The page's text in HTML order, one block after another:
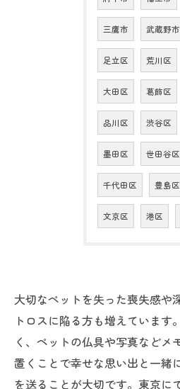
三鷹市 武蔵野市
足立区 荒川区
大田区 葛飾区
品川区 渋谷区
墨田区 世田谷区
千代田区 豊島区
文京区 港区
大切なペットを失った喪失感や
トロスに陥る方も増えています
く、ペットの仏具や写真などメ
置くことで幸せな思い出と一緒
を送ることが大切です。東京に